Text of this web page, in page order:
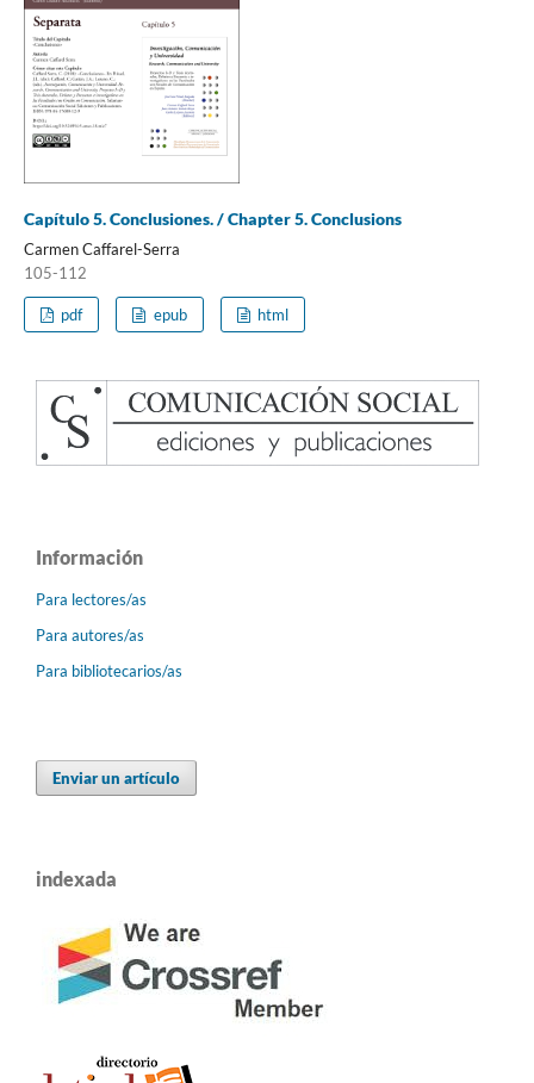
Capítulo 5. Conclusiones. / Chapter 5. Conclusions
Carmen Caffarel-Serra
105-112
pdf epub html
Información
Para lectores/as
Para autores/as
Para bibliotecarios/as
Enviar un artículo
indexada